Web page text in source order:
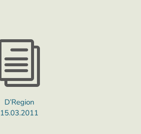
i
D’Region
15.03.2011